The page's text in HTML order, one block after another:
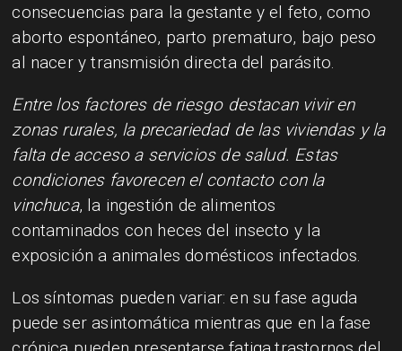
consecuencias para la gestante y el feto, como
aborto espontáneo, parto prematuro, bajo peso
al nacer y transmisión directa del parásito.
Entre los factores de riesgo destacan vivir en
zonas rurales, la precariedad de las viviendas y la
falta de acceso a servicios de salud. Estas
condiciones favorecen el contacto con la
vinchuca, la ingestión de alimentos
contaminados con heces del insecto y la
exposición a animales domésticos infectados.
Los síntomas pueden variar: en su fase aguda
puede ser asintomática mientras que en la fase